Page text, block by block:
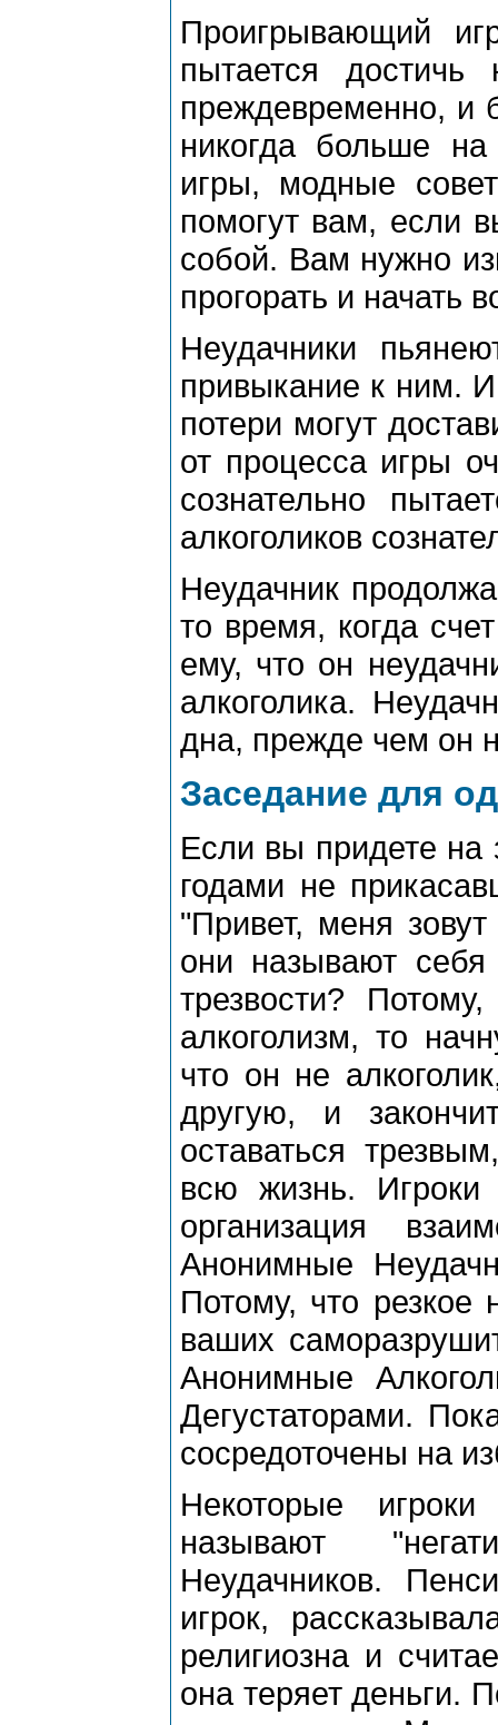
Проигрывающий
пытается достичь
преждевременно, и
никогда больше
игры, модные
помогут вам, если
собой. Вам нужно
прогорать и начать
Неудачники
привыкание к ним.
потери могут
от процесса игры
сознательно
алкоголиков
Неудачник
то время, когда
ему, что он
алкоголика.
дна, прежде чем он
Заседание для
Если вы придете
годами не
"Привет, меня
они называют себя
трезвости?
алкоголизм, то
что он не
другую, и
оставаться
всю жизнь.
организация
Анонимные
Потому, что резкое
ваших
Анонимные
Дегустаторами.
сосредоточены на
Некоторые
называют
Неудачников.
игрок,
религиозна и
она теряет деньги.